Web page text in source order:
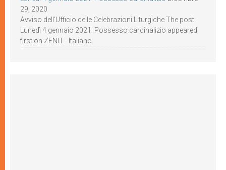
29, 2020
Avviso dell’Ufficio delle Celebrazioni Liturgiche The post
Lunedì 4 gennaio 2021: Possesso cardinalizio appeared
first on ZENIT - Italiano.